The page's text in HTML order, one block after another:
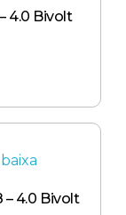
4.0 Bivolt
– 4.0 Bivolt